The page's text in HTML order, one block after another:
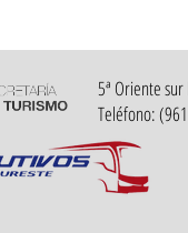
5ª Oriente
Teléfono: